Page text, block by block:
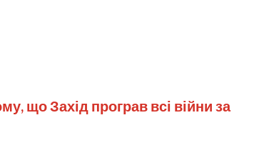
що Захід програв всі війни за